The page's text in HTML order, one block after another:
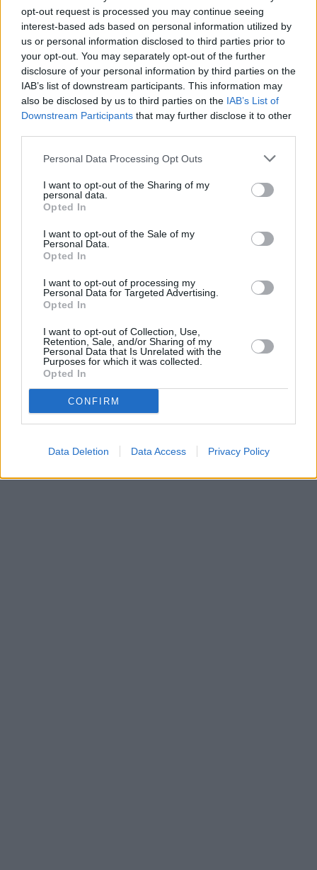
opt-out request is processed you may continue seeing
interest-based ads based on personal information utilized by
us or personal information disclosed to third parties prior to
your opt-out. You may separately opt-out of the further
disclosure of your personal information by third parties on the
IAB’s list of downstream participants. This information may
also be disclosed by us to third parties on the IAB’s List of
Downstream Participants that may further disclose it to other
Personal Data Processing Opt Outs
I want to opt-out of the Sharing of my
personal data.
Opted In
I want to opt-out of the Sale of my
Personal Data.
Opted In
I want to opt-out of processing my
Personal Data for Targeted Advertising.
Opted In
I want to opt-out of Collection, Use,
Retention, Sale, and/or Sharing of my
Personal Data that Is Unrelated with the
Purposes for which it was collected.
Opted In
CONFIRM
Data Deletion Data Access Privacy Policy
Bosch Powertrain s.r.o. Jihlava • CNC operátor• mzda
Kč • náborový bonus 50.000 Kč • příspěvek na ubytování (Jihlava,
Jihlava)
06.08.2026 -Bosch Powertrain s.r.o. • montážní dělník • mzda 44.700
týdenní zálohy na mzdu 2.000 Kč (Jihlava, okres Jihlava)
06.08.2026 -
Bosch Powertrain s.r.o. Jihlava • práce ve skladu • mzda
48.400 Kč • náborový bonus 50.000 Kč • ubytování (Jihlava, okres
... další nabídky zaměstnání
Vybrané články
Prima sport - co nabídne v prvním
O webu parabola.cz•O souborech cookies•
Dovolená u moře•Bazény